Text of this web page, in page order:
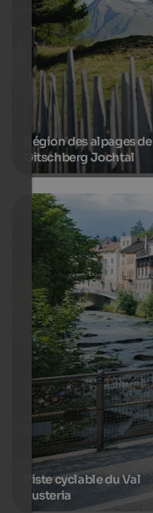
Région des alpages de
Gitschberg Jochtal
Piste cyclable du Val
Pusteria